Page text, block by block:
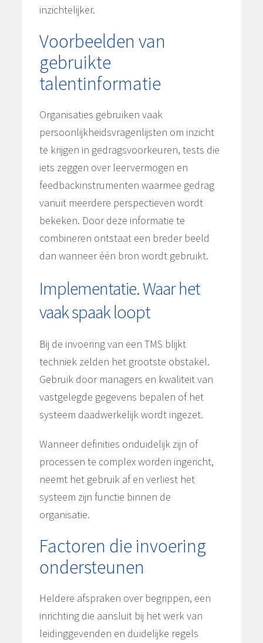
inzichtelijker.
Voorbeelden van
gebruikte
talentinformatie
Organisaties gebruiken vaak
persoonlijkheidsvragenlijsten om inzicht
te krijgen in gedragsvoorkeuren, tests die
iets zeggen over leervermogen en
feedbackinstrumenten waarmee gedrag
vanuit meerdere perspectieven wordt
bekeken. Door deze informatie te
combineren ontstaat een breder beeld
dan wanneer één bron wordt gebruikt.
Implementatie. Waar het
vaak spaak loopt
Bij de invoering van een TMS blijkt
techniek zelden het grootste obstakel.
Gebruik door managers en kwaliteit van
vastgelegde gegevens bepalen of het
systeem daadwerkelijk wordt ingezet.
Wanneer definities onduidelijk zijn of
processen te complex worden ingericht,
neemt het gebruik af en verliest het
systeem zijn functie binnen de
organisatie.
Factoren die invoering
ondersteunen
Heldere afspraken over begrippen, een
inrichting die aansluit bij het werk van
leidinggevenden en duidelijke regels